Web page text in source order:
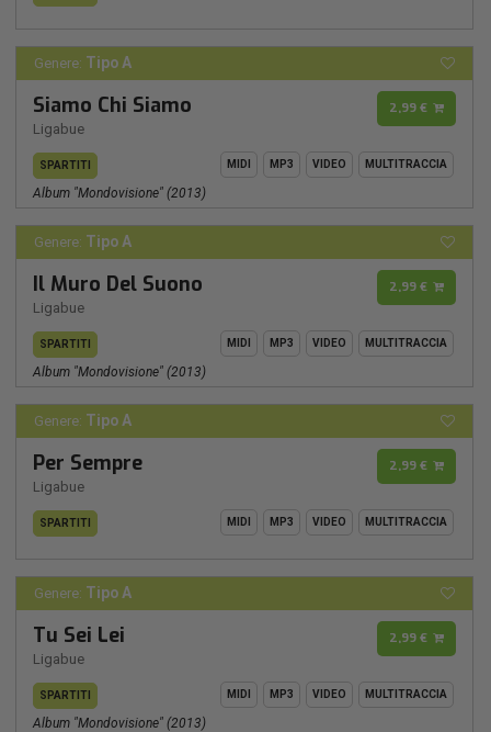
Genere: Tipo A
Siamo Chi Siamo
Ligabue
2,99 €
SPARTITI MIDI MP3 VIDEO MULTITRACCIA
Album "mondovisione" (2013)
Genere: Tipo A
Il Muro Del Suono
Ligabue
2,99 €
SPARTITI MIDI MP3 VIDEO MULTITRACCIA
Album "mondovisione" (2013)
Genere: Tipo A
Per Sempre
Ligabue
2,99 €
SPARTITI MIDI MP3 VIDEO MULTITRACCIA
Genere: Tipo A
Tu Sei Lei
Ligabue
2,99 €
SPARTITI MIDI MP3 VIDEO MULTITRACCIA
Album "mondovisione" (2013)